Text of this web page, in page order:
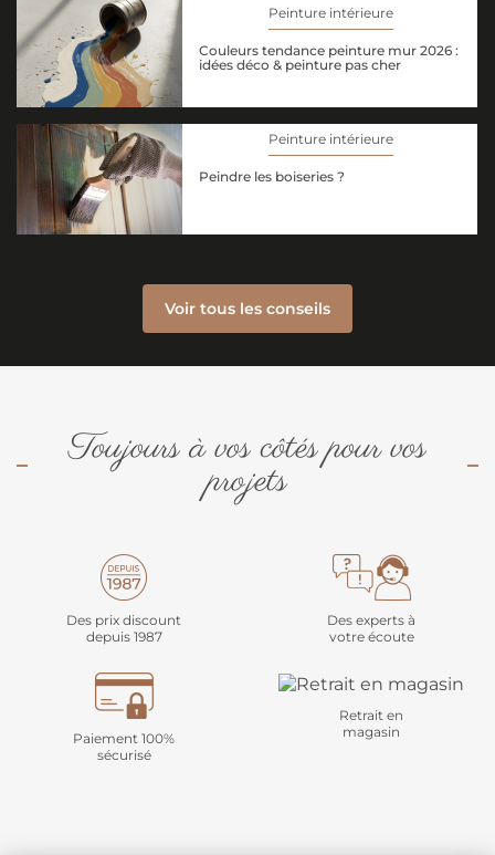
Peinture intérieure
Couleurs tendance peinture mur 2026 :
idées déco & peinture pas cher
Peinture intérieure
Peindre les boiseries ?
Voir tous les conseils
Toujours à vos côtés pour vos
projets
Des prix discount
depuis 1987
Des experts à
votre écoute
Paiement 100%
sécurisé
Retrait en
magasin